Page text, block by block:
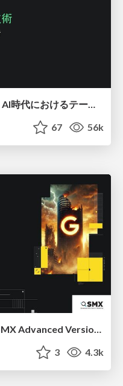
DBのスキルで生き残る技術 - AI時代におけるテーブル設計の勘所
67 56k
3 4.3k